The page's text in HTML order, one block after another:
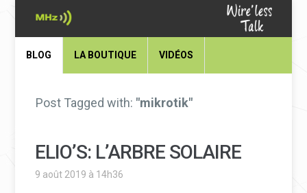
BLOG LA BOUTIQUE VIDÉOS
Post Tagged with: "mikrotik"
ELIO’S: L’ARBRE SOLAIRE
9 août 2019 à 14h36